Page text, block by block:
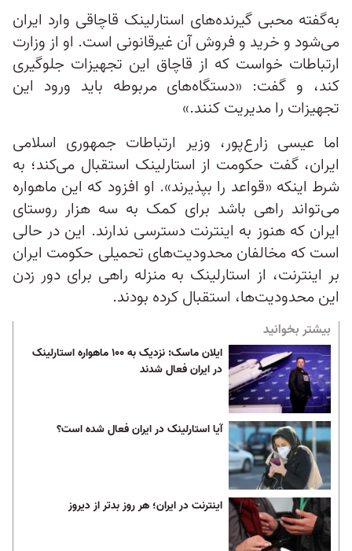
به‌گفته محبی گیرنده‌های استارلینک قاچاقی وارد ایران
می‌شود و خرید و فروش آن غیرقانونی است. او از وزارت
ارتباطات خواست که از قاچاق این تجهیزات جلوگیری
کند، و گفت: «دستگاه‌های مربوطه باید ورود این
تجهیزات را مدیریت کنند.»
اما عیسی‌ زارع‌پور، وزیر ارتباطات جمهوری اسلامی
ایران، گفت حکومت از استارلینک استقبال می‌کند؛ به
شرط اینکه «قواعد را بپذیرند». او افزود که این ماهواره
می‌تواند راهی باشد برای کمک به سه هزار روستای
ایران که هنوز به اینترنت دسترسی ندارند. این در حالی
است که مخالفان محدودیت‌های تحمیلی حکومت ایران
بر اینترنت، از استارلینک به منزله راهی برای دور زدن
این محدودیت‌ها، استقبال کرده بودند.
بیشتر بخوانید
ایلان ماسک: نزدیک به ۱۰۰ ماهواره استارلینک
در ایران فعال شدند
آیا استارلینک در ایران فعال شده است؟
اینترنت در ایران؛ هر روز بدتر از دیروز